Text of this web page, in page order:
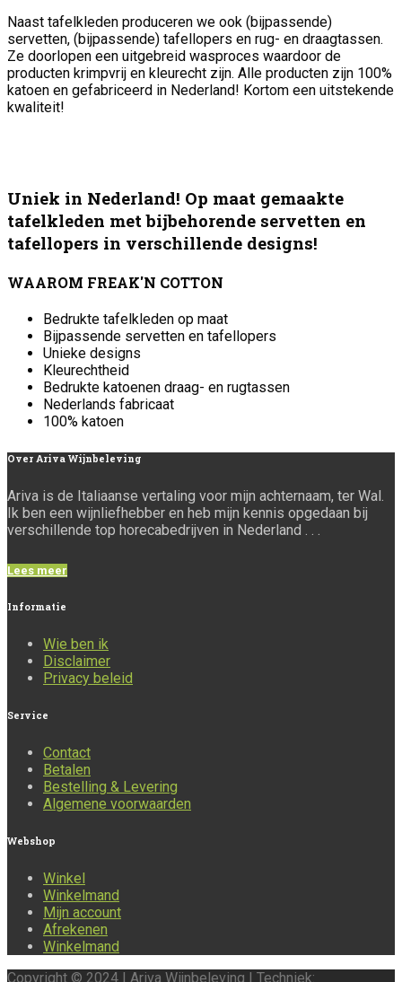
Naast tafelkleden produceren we ook (bijpassende)
servetten, (bijpassende) tafellopers en rug- en draagtassen.
Ze doorlopen een uitgebreid wasproces waardoor de
producten krimpvrij en kleurecht zijn. Alle producten zijn 100%
katoen en gefabriceerd in Nederland! Kortom een uitstekende
kwaliteit!
Uniek in Nederland! Op maat gemaakte
tafelkleden met bijbehorende servetten en
tafellopers in verschillende designs!
WAAROM FREAK'N COTTON
Bedrukte tafelkleden op maat
Bijpassende servetten en tafellopers
Unieke designs
Kleurechtheid
Bedrukte katoenen draag- en rugtassen
Nederlands fabricaat
100% katoen
Over Ariva Wijnbeleving
Ariva is de Italiaanse vertaling voor mijn achternaam, ter Wal.
Ik ben een wijnliefhebber en heb mijn kennis opgedaan bij
verschillende top horecabedrijven in Nederland . . .
Lees meer
Informatie
Wie ben ik
Disclaimer
Privacy beleid
Service
Contact
Betalen
Bestelling & Levering
Algemene voorwaarden
Webshop
Winkel
Winkelmand
Mijn account
Afrekenen
Winkelmand
Copyright © 2024 | Ariva Wijnbeleving | Techniek: